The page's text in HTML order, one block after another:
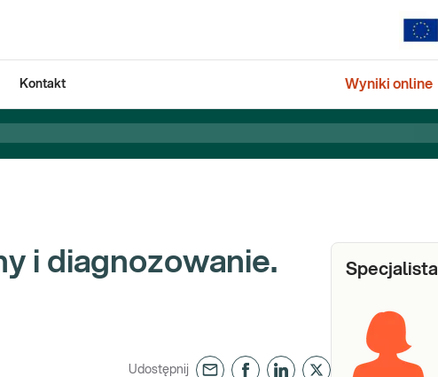
Kontakt Wyniki online
i diagnozowanie.
Udostępnij
Specjalista